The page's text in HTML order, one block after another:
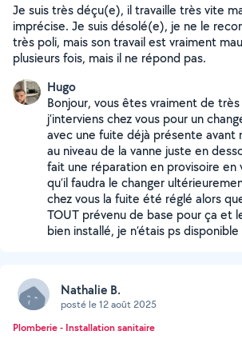
Je suis très déçu(e), il travaille très vite
imprécise. Je suis désolé(e), je ne le
très poli, mais son travail est vraiment
plusieurs fois, mais il ne répond pas.
Hugo
Bonjour, vous êtes vraiment de
j’interviens chez vous pour un
avec une fuite déjà présente avant
au niveau de la vanne juste en
fait une réparation en provisoire en
qu’il faudra le changer
chez vous la fuite été réglé alors
TOUT prévenu de base pour ça et
bien installé, je n’étais ps
Nathalie B.
posté le 12 août 2025
Plomberie - Installation sanitaire